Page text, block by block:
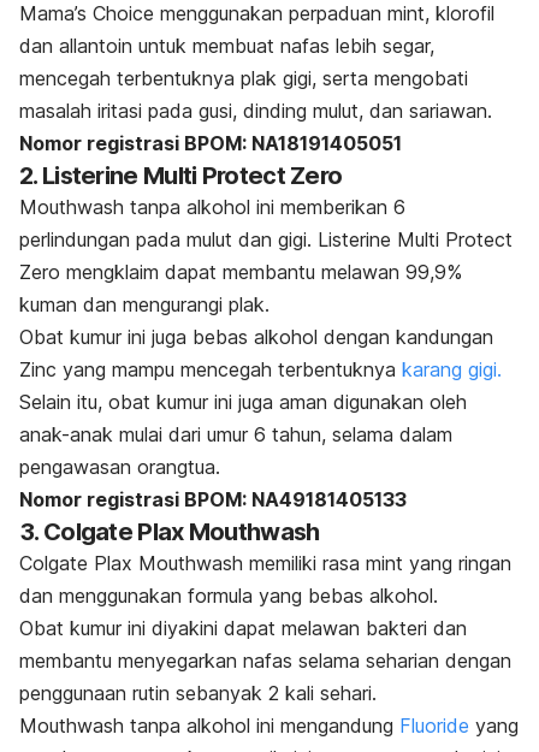
Mama’s Choice menggunakan perpaduan mint, klorofil
dan allantoin untuk membuat nafas lebih segar,
mencegah terbentuknya plak gigi, serta mengobati
masalah iritasi pada gusi, dinding mulut, dan sariawan.
Nomor registrasi BPOM: NA18191405051
2. Listerine Multi Protect Zero
Mouthwash tanpa alkohol ini memberikan 6
perlindungan pada mulut dan gigi. Listerine Multi Protect
Zero mengklaim dapat membantu melawan 99,9%
kuman dan mengurangi plak.
Obat kumur ini juga bebas alkohol dengan kandungan
Zinc yang mampu mencegah terbentuknya karang gigi.
Selain itu, obat kumur ini juga aman digunakan oleh
anak-anak mulai dari umur 6 tahun, selama dalam
pengawasan orangtua.
Nomor registrasi BPOM: NA49181405133
3. Colgate Plax Mouthwash
Colgate Plax Mouthwash memiliki rasa mint yang ringan
dan menggunakan formula yang bebas alkohol.
Obat kumur ini diyakini dapat melawan bakteri dan
membantu menyegarkan nafas selama seharian dengan
penggunaan rutin sebanyak 2 kali sehari.
Mouthwash tanpa alkohol ini mengandung Fluoride yang